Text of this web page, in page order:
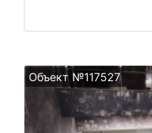
Объект №117527